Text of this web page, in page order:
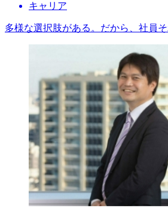
キャリア
多様な選択肢がある。だから、社員